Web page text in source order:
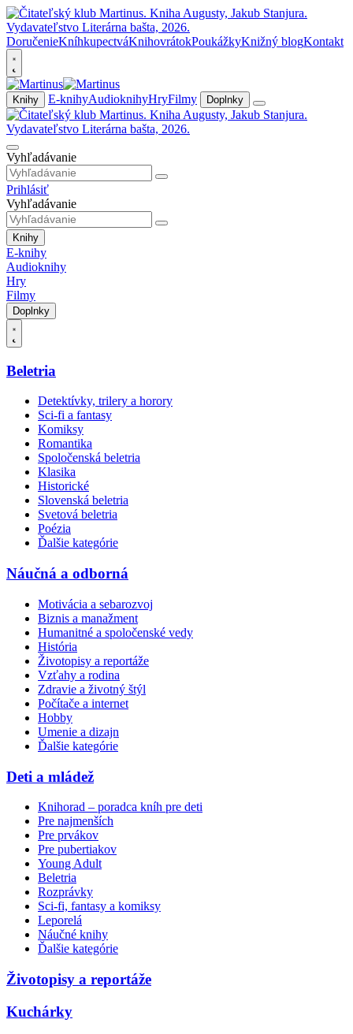
DoručenieKníhkupectváKnihovrátokPoukážkyKnižný blogKontakt
Knihy E-knihyAudioknihyHryFilmy Doplnky
Vyhľadávanie
Prihlásiť
Vyhľadávanie
Knihy
E-knihy
Audioknihy
Hry
Filmy
Doplnky
Beletria
Detektívky, trilery a horory
Sci-fi a fantasy
Komiksy
Romantika
Spoločenská beletria
Klasika
Historické
Slovenská beletria
Svetová beletria
Poézia
Ďalšie kategórie
Náučná a odborná
Motivácia a sebarozvoj
Biznis a manažment
Humanitné a spoločenské vedy
História
Životopisy a reportáže
Vzťahy a rodina
Zdravie a životný štýl
Počítače a internet
Hobby
Umenie a dizajn
Ďalšie kategórie
Deti a mládež
Knihorad – poradca kníh pre deti
Pre najmenších
Pre prvákov
Pre pubertiakov
Young Adult
Beletria
Rozprávky
Sci-fi, fantasy a komiksy
Leporelá
Náučné knihy
Ďalšie kategórie
Životopisy a reportáže
Kuchárky